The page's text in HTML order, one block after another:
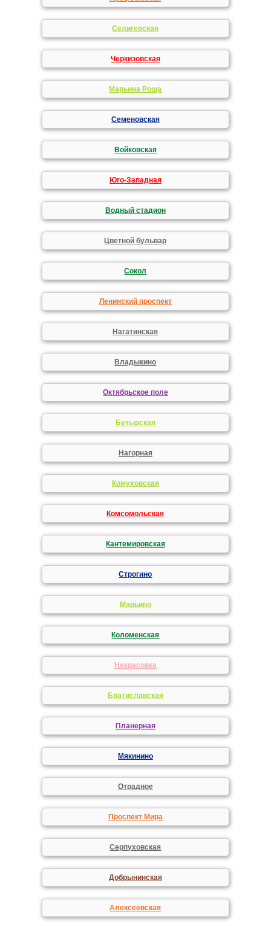
Селигерская
Черкизовская
Марьина Роща
Семеновская
Войковская
Юго-Западная
Водный стадион
Цветной бульвар
Сокол
Ленинский проспект
Нагатинская
Владыкино
Октябрьское поле
Бутырская
Нагорная
Кожуховская
Комсомольская
Кантемировская
Строгино
Марьино
Коломенская
Некрасовка
Братиславская
Планерная
Мякинино
Отрадное
Проспект Мира
Серпуховская
Добрынинская
Алексеевская